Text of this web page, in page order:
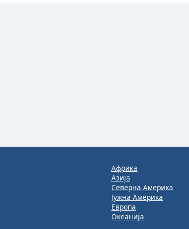
Африка
Азија
Северна Америка
Јужна Америка
Европа
Океанија